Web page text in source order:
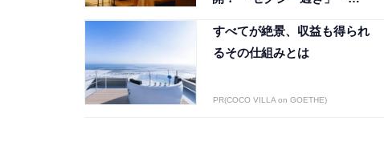
すべてが絶景、収益も得られ
るその仕組みとは
PR(COCO VILLA on GOETHE)